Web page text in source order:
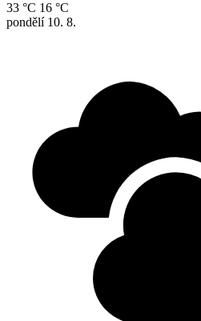
33 °C 16 °C
pondělí 10. 8.